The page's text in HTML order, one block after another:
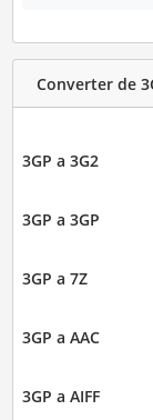
Converter de
3GP a 3G2
3GP a 3GP
3GP a 7Z
3GP a AAC
3GP a AIFF